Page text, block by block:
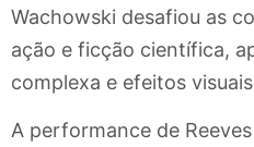
Wachowski desafiou as
ação e ficção científica,
complexa e efeitos
A performance de